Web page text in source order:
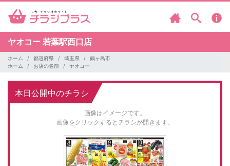
ヤオコー 若葉駅西口店
ホーム 都道府県 埼玉県
鶴ヶ島市
ホーム
お店の名前 ヤオコー
本日公開中のチラシ
画像はイメージです。
画像をクリックするとチラシが開きます。